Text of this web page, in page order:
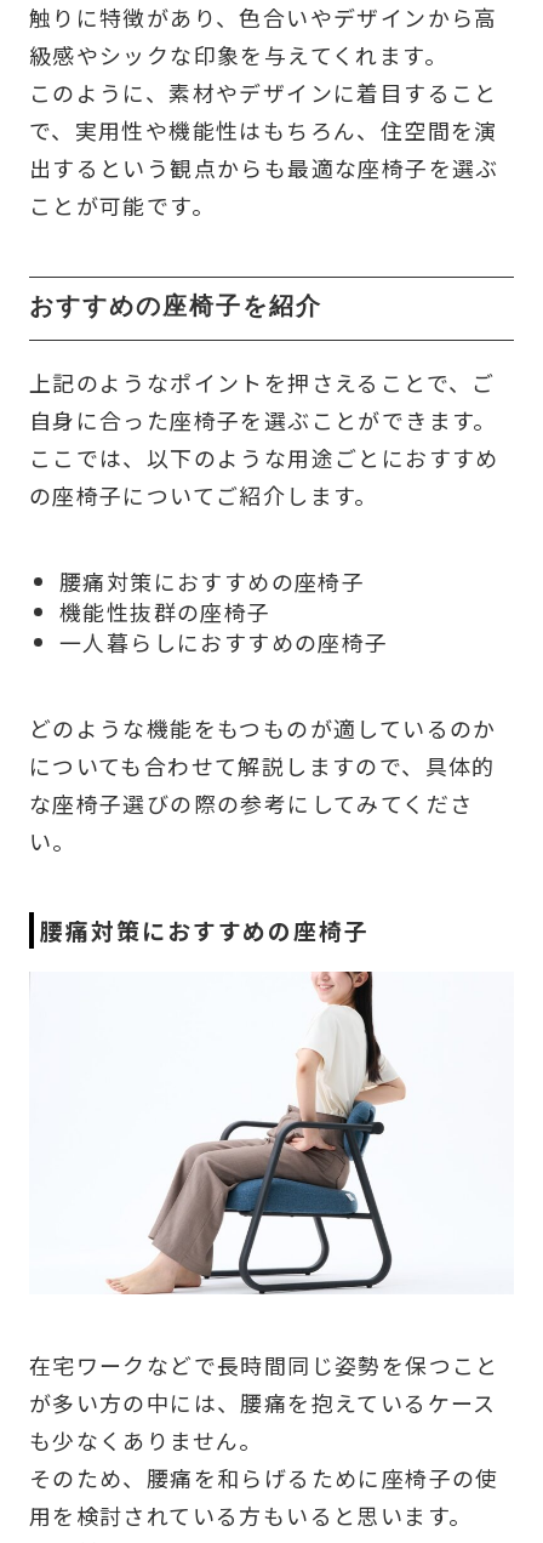
触りに特徴があり、色合いやデザインから高
級感やシックな印象を与えてくれます。
このように、素材やデザインに着目すること
で、実用性や機能性はもちろん、住空間を演
出するという観点からも最適な座椅子を選ぶ
ことが可能です。
おすすめの座椅子を紹介
上記のようなポイントを押さえることで、ご
自身に合った座椅子を選ぶことができます。
ここでは、以下のような用途ごとにおすすめ
の座椅子についてご紹介します。
腰痛対策におすすめの座椅子
機能性抜群の座椅子
一人暮らしにおすすめの座椅子
どのような機能をもつものが適しているのか
についても合わせて解説しますので、具体的
な座椅子選びの際の参考にしてみてくださ
い。
腰痛対策におすすめの座椅子
在宅ワークなどで長時間同じ姿勢を保つこと
が多い方の中には、腰痛を抱えているケース
も少なくありません。
そのため、腰痛を和らげるために座椅子の使
用を検討されている方もいると思います。